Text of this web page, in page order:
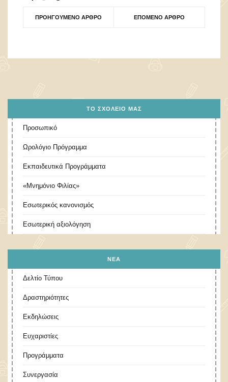
ΠΡΟΗΓΟΎΜΕΝΟ ΆΡΘΡΟ ΕΠΌΜΕΝΟ ΆΡΘΡΟ
ΤΟ ΣΧΟΛΕΊΟ ΜΑΣ
Προσωπικό
Ωρολόγιο Πρόγραμμα
Εκπαιδευτικά Προγράμματα
«Μνημόνιο Φιλίας»
Εσωτερικός κανονισμός
Εσωτερική αξιολόγηση
ΝΕΑ
Δελτίο Τύπου
Δραστηριότητες
Εκδηλώσεις
Ευχαριστίες
Προγράμματα
Συνεργασία